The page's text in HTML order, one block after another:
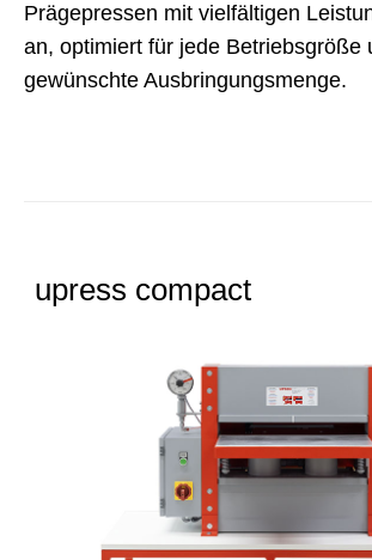
Prägepressen mit vielfältigen
an, optimiert für jede Betriebsgröße
gewünschte Ausbringungsmenge.
upress compact